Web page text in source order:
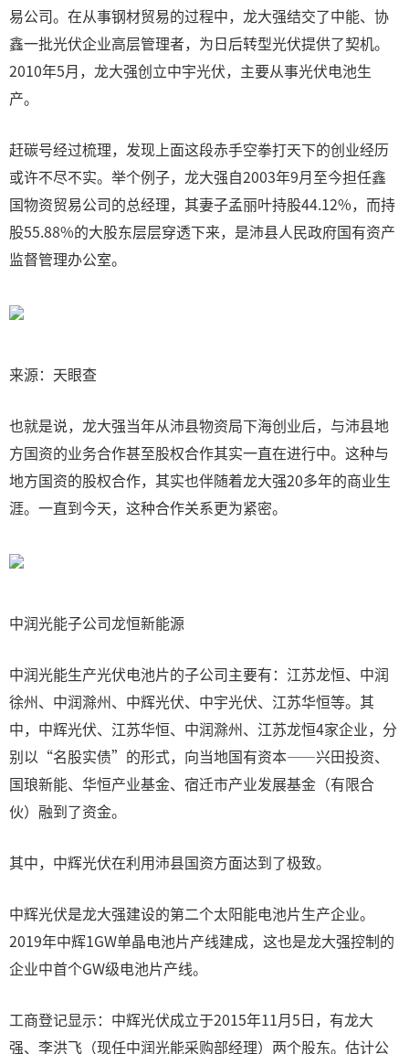
易公司。在从事钢材贸易的过程中，龙大强结交了中能、协
鑫一批光伏企业高层管理者，为日后转型光伏提供了契机。
2010年5月，龙大强创立中宇光伏，主要从事光伏电池生
产。
赶碳号经过梳理，发现上面这段赤手空拳打天下的创业经历
或许不尽不实。举个例子，龙大强自2003年9月至今担任鑫
国物资贸易公司的总经理，其妻子孟丽叶持股44.12%，而持
股55.88%的大股东层层穿透下来，是沛县人民政府国有资产
监督管理办公室。
来源：天眼查
也就是说，龙大强当年从沛县物资局下海创业后，与沛县地
方国资的业务合作甚至股权合作其实一直在进行中。这种与
地方国资的股权合作，其实也伴随着龙大强20多年的商业生
涯。一直到今天，这种合作关系更为紧密。
中润光能子公司龙恒新能源
中润光能生产光伏电池片的子公司主要有：江苏龙恒、中润
徐州、中润滁州、中辉光伏、中宇光伏、江苏华恒等。其
中，中辉光伏、江苏华恒、中润滁州、江苏龙恒4家企业，分
别以“名股实债”的形式，向当地国有资本——兴田投资、
国琅新能、华恒产业基金、宿迁市产业发展基金（有限合
伙）融到了资金。
其中，中辉光伏在利用沛县国资方面达到了极致。
中辉光伏是龙大强建设的第二个太阳能电池片生产企业。
2019年中辉1GW单晶电池片产线建成，这也是龙大强控制的
企业中首个GW级电池片产线。
工商登记显示：中辉光伏成立于2015年11月5日，有龙大
强、李洪飞（现任中润光能采购部经理）两个股东。估计公